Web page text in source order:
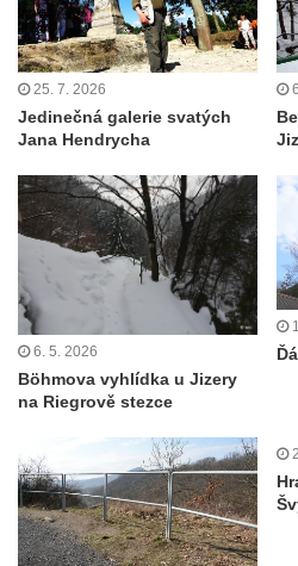
Vyhlídka Židovský vrch (Šluknov)
Vyhlídky na Hradci u Liběšic
Vyhlídka Havran (Rynoltice –
Vyhlídka Vana (Sloup v Čechách)
Samuelova jeskyně (Sloup v
Vyhlídka Lipka u Horního Prysku
Jeskyně Lipka (Horní Prysk)
Vyhlídka na Meixnerově stezce v
Prysku
Písková vyhlídka
Spravedlnost
Úzké schody
Herdstein
Vyhlídka Pustý zámek
Pustý zámek
25. 7. 2026
Jedinečná galerie svatých
Jana Hendrycha
6. 5. 2026
Böhmova vyhlídka u Jizery
na Riegrově stezce